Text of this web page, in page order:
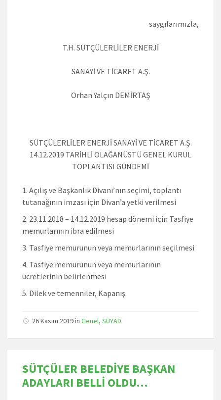
saygılarımızla,
T.H. SÜTÇÜLERLİLER ENERJİ
SANAYİ VE TİCARET A.Ş.
Orhan Yalçın DEMİRTAŞ
SÜTÇÜLERLİLER ENERJİ SANAYİ VE TİCARET A.Ş.
14.12.2019 TARİHLİ OLAĞANÜSTÜ GENEL KURUL
TOPLANTISI GÜNDEMİ
Açılış ve Başkanlık Divanı’nın seçimi, toplantı
tutanağının imzası için Divan’a yetki verilmesi
23.11.2018 – 14.12.2019 hesap dönemi için Tasfiye
memurlarının ibra edilmesi
Tasfiye memurunun veya memurlarının seçilmesi
Tasfiye memurunun veya memurlarının
ücretlerinin belirlenmesi
Dilek ve temenniler, Kapanış.
26 Kasım 2019in Genel, SÜYAD
SÜTÇÜLER BELEDİYE BAŞKAN
ADAYLARI BELLİ OLDU…